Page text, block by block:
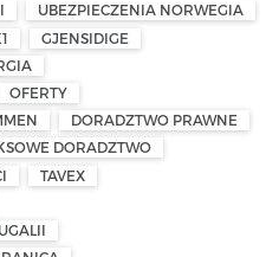
UBEZPIECZENIA NORWEGIA
GJENSIDIGE
OFERTY
DORADZTWO PRAWNE
DORADZTWO
TAVEX